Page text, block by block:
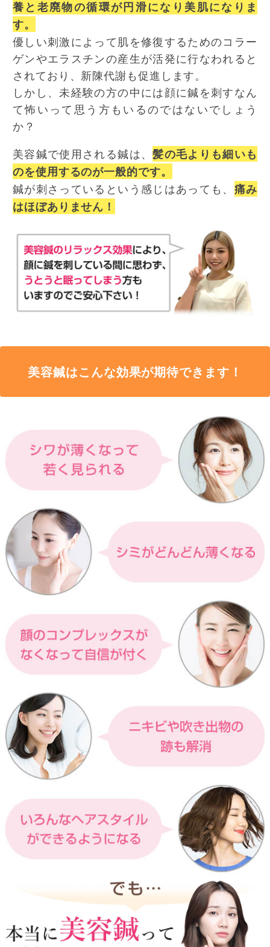
養と老廃物の循環が円滑になり美肌になりま
す。
優しい刺激によって肌を修復するためのコラー
ゲンやエラスチンの産生が活発に行なわれると
されており、新陳代謝も促進します。
しかし、未経験の方の中には顔に鍼を刺すなん
て怖いって思う方もいるのではないでしょう
か？
美容鍼で使用される鍼は、髪の毛よりも細いも
のを使用するのが一般的です。
鍼が刺さっているという感じはあっても、 痛み
はほぼありません！
美容鍼はこんな効果が期待できます！